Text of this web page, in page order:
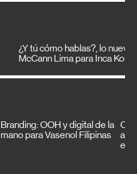
¿Y tú cómo hablas?, lo nuevo
McCann Lima para Inca Kola
Branding: OOH y digital de la
mano para Vasenol Filipinas
el